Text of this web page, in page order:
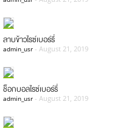
ลาบข้าวไรซ์เบอร์รี่
admin_usr - August 21, 2019
ช็อกบอลไรซ์เบอร์รี่
admin_usr - August 21, 2019